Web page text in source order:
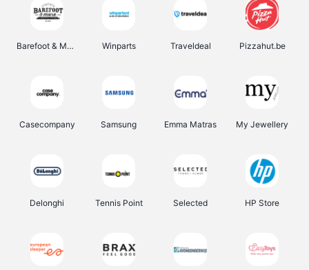
Barefoot & More Winparts Traveldeal Pizzahut.be
Casecompany Samsung Emma Matras My Jewellery
Delonghi Tennis Point Selected HP Store